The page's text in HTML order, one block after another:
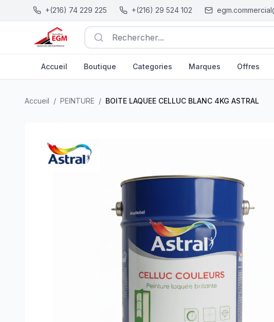
+(216) 74 229 225 +(216) 29 524 102
Rechercher...
Accueil Boutique Categories Marques Offres
Accueil / PEINTURE / BOITE LAQUEE CELLUC BLANC 4KG ASTRAL